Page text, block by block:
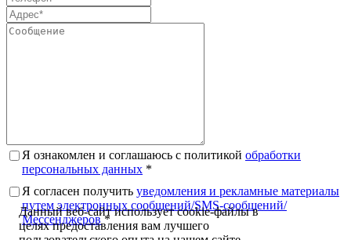
Я ознакомлен и соглашаюсь с политикой обработки
персональных данных *
Я согласен получить уведомления и рекламные материалы
путем электронных сообщений/SMS-сообщений/
Мессенджеров *
Данный веб-сайт использует cookie-файлы в
целях предоставления вам лучшего